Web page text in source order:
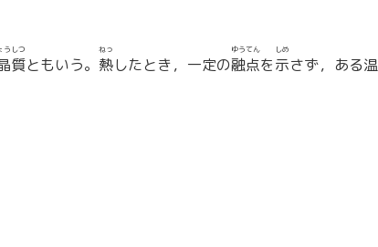
質
うしつ
ともいう。 熱
ねっ
したとき，一定の融点
ゆうてん
を示
しめ
さず，ある温